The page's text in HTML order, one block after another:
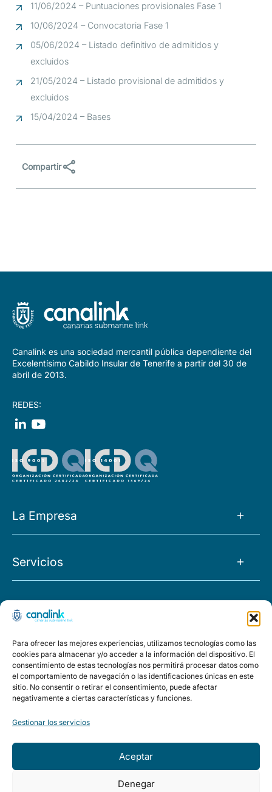
Para ofrecer las mejores experiencias, utilizamos tecnologías como las
cookies para almacenar y/o acceder a la información del dispositivo. El
consentimiento de estas tecnologías nos permitirá procesar datos como
el comportamiento de navegación o las identificaciones únicas en este
sitio. No consentir o retirar el consentimiento, puede afectar
negativamente a ciertas características y funciones.
Gestionar los servicios
Aceptar
Denegar
15/04/2024 – Bases
21/05/2024 – Listado provisional de admitidos y
excluidos
05/06/2024 – Listado definitivo de admitidos y
excluidos
10/06/2024 – Convocatoria Fase 1
11/06/2024 – Puntuaciones provisionales Fase 1
Compartir
Canalink es una sociedad mercantil pública dependiente del
Excelentísimo Cabildo Insular de Tenerife a partir del 30 de
abril de 2013.
REDES:
La Empresa
Empleo
FAQs
Servicios
O&M
Capacidad
Housing
Llave en mano
Proyectos
Morocco
El Hierro
Ring
Fuerteventura
Políticas
Aviso legalPolítica de privacidadPolítica de calidad y